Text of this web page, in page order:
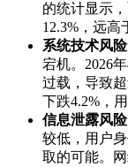
的统计显示，
12.3%，远高
系统技术风险
宕机。2026
过载，导致
下跌4.2%，
信息泄露风险
较低，用户
取的可能。